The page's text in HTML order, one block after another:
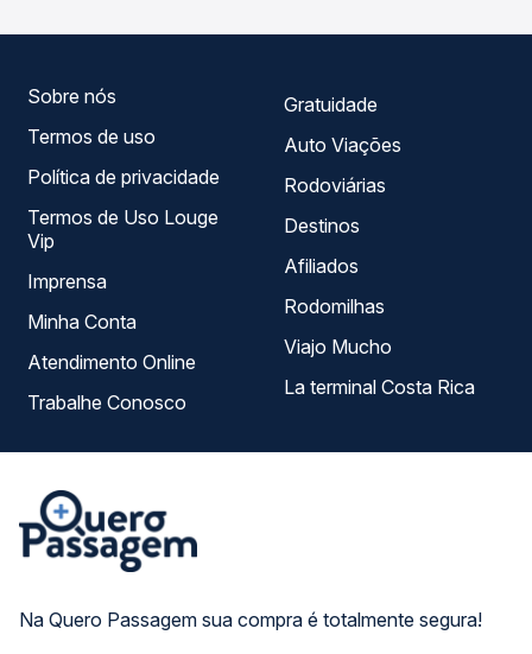
Na Quero Passagem sua compra é totalmente segura!
Sobre nós
Termos de uso
Política de privacidade
Termos de Uso Louge
Vip
Imprensa
Minha Conta
Atendimento Online
Trabalhe Conosco
Gratuidade
Auto Viações
Rodoviárias
Destinos
Afiliados
Rodomilhas
Viajo Mucho
La terminal Costa Rica